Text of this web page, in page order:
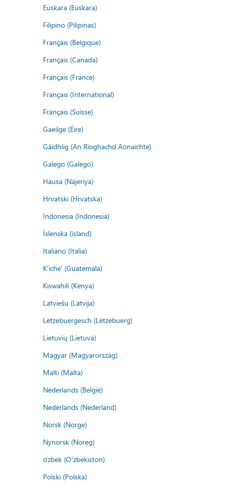
Euskara (Euskara)
Filipino (Pilipinas)
Français (Belgique)
Français (Canada)
Français (France)
Français (International)
Français (Suisse)
Gaeilge (Éire)
Gàidhlig (An Rìoghachd Aonaichte)
Galego (Galego)
Hausa (Najeriya)
Hrvatski (Hrvatska)
Indonesia (Indonesia)
Íslenska (ísland)
Italiano (Italia)
K'iche' (Guatemala)
Kiswahili (Kenya)
Latviešu (Latvija)
Lëtzebuergesch (Lëtzebuerg)
Lietuvių (Lietuva)
Magyar (Magyarország)
Malti (Malta)
Nederlands (België)
Nederlands (Nederland)
Norsk (Norge)
Nynorsk (Noreg)
o'zbek (O'zbekiston)
Polski (Polska)